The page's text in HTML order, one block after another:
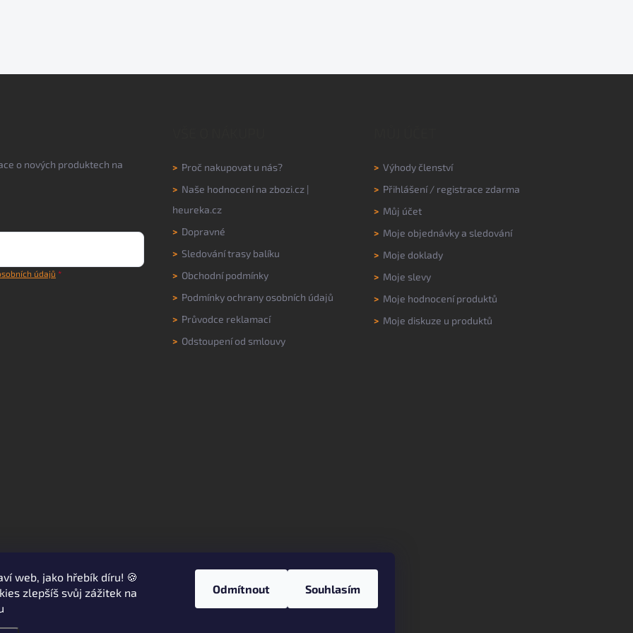
web, jako hřebík díru! 🍪
zlepšíš svůj zážitek na
Odmítnout Souhlasím
o nových produktech na
údajů
> Proč nakupovat u nás?
> Naše hodnocení na zbozi.cz |
heureka.cz
> Dopravné
> Sledování trasy balíku
> Obchodní podmínky
> Podmínky ochrany osobních údajů
> Průvodce reklamací
> Odstoupení od smlouvy
> Výhody členství
> Přihlášení/ registrace zdarma
> Můj účet
> Moje objednávky a sledování
> Moje doklady
> Moje slevy
> Moje hodnocení produktů
> Moje diskuze u produktů